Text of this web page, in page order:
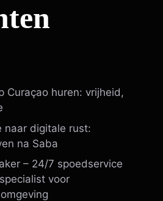
Curaçao huren: vrijheid,
naar digitale rust:
na Saba
– 24/7 spoedservice
voor